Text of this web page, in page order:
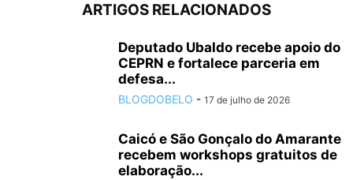
ARTIGOS RELACIONADOS
Deputado Ubaldo recebe apoio do
CEPRN e fortalece parceria em
defesa...
BLOGDOBELO - 17 de julho de 2026
Caicó e São Gonçalo do Amarante
recebem workshops gratuitos de
elaboração...